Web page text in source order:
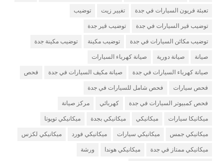
تعبئة فريون السيارات في جدة تغيير زيت توضيب
توضيب قير السيارات في جدة توضيب قير جدة
توضيب مكائن السيارات في جدة توضيب مكينة توضيب مكينة جدة
صيانة صيانة دورية صيانة كهرباء السيارات
صيانة كهرباء السيارات في جدة صيانة مكيف السيارات في جدة فحص
فحص سيارات فحص شامل للسيارات في جدة
فحص كمبيوتر السيارات في جدة كهربائي مركز صيانة
ميكانيكا سيارات ميكانيكي ميكانيكي بجدة ميكانيكي تويوتا
ميكانيكي جمس ميكانيكي سيارات ميكانيكي فورد ميكانيكي لكزس
ميكانيكي ممتاز في جدة ميكانيكي هوندا ورشة